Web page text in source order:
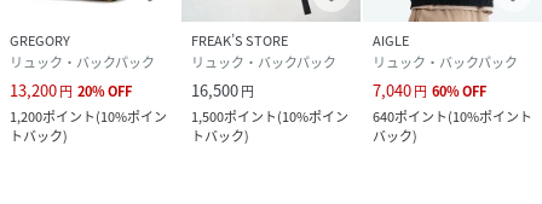
GREGORY
リュック・バックパック
13,200円 20%OFF
1,200ポイント(10%ポイン
トバック)
FREAK’S STORE
リュック・バックパック
16,500円
1,500ポイント(10%ポイン
トバック)
AIGLE
リュック・バックパック
7,040円 60%OFF
640ポイント(10%ポイント
バック)